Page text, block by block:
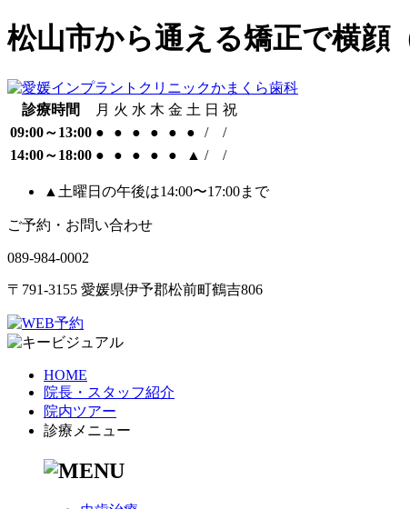
松山市から通える矯正で横顔
診療時間 月 火 水 木 金 土 日 祝
09:00～13:00 ● ● ● ● ● ● /
/
14:00～18:00 ● ● ● ● ● ▲ / /
▲土曜日の午後は14:00〜17:00まで
ご予約・お問い合わせ
089-984-0002
〒791-3155 愛媛県伊予郡松前町鶴吉806
HOME
院長・スタッフ紹介
院内ツアー
診療メニュー